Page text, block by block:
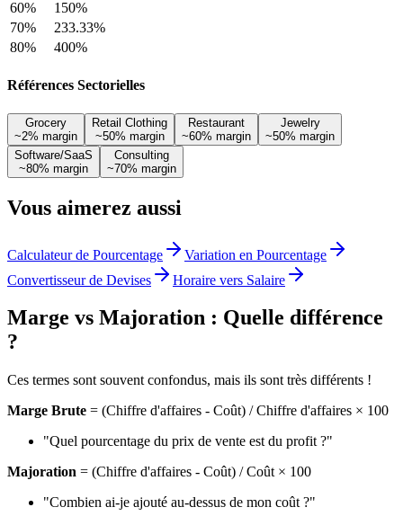
60% 150%
70% 233.33%
80% 400%
Références Sectorielles
Grocery
~2% margin
Retail Clothing
~50% margin
Restaurant
~60% margin
Jewelry
~50% margin
Software/SaaS
~80% margin
Consulting
~70% margin
Vous aimerez aussi
Calculateur de Pourcentage
Variation en Pourcentage
Convertisseur de Devises
Horaire vers Salaire
Marge vs Majoration : Quelle différence
?
Ces termes sont souvent confondus, mais ils sont très différents !
Marge Brute = (Chiffre d'affaires - Coût) / Chiffre d'affaires × 100
"Quel pourcentage du prix de vente est du profit ?"
Majoration = (Chiffre d'affaires - Coût) / Coût × 100
"Combien ai-je ajouté au-dessus de mon coût ?"